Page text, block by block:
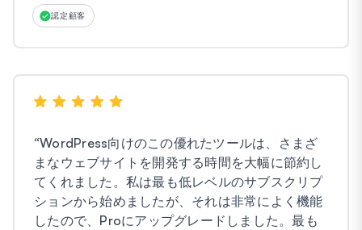
認定顧客
“WordPress向けのこの優れたツールは、さまざ
まなウェブサイトを開発する時間を大幅に節約し
てくれました。私は最も低レベルのサブスクリプ
ションから始めましたが、それは非常によく機能
したので、Proにアップグレードしました。最も